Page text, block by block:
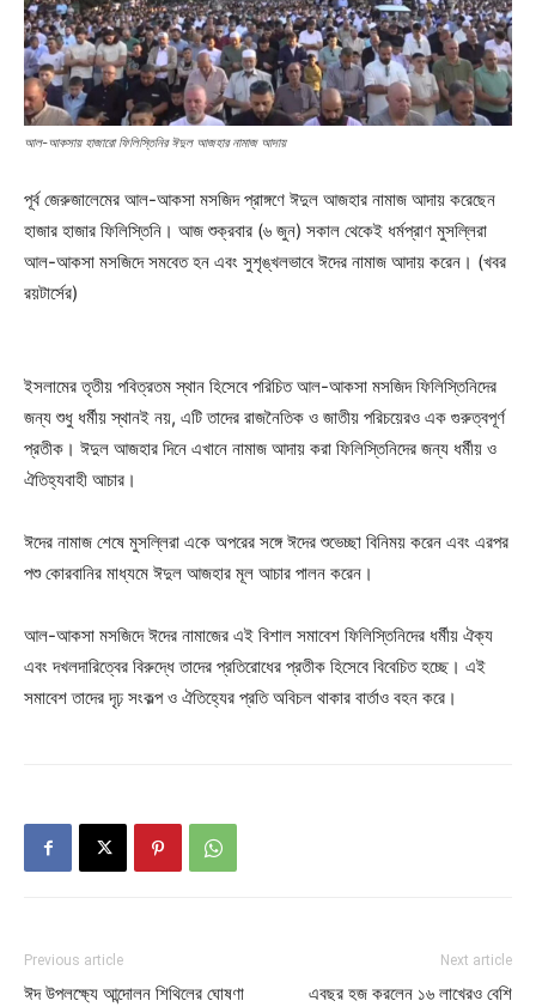
আল-আকসায় হাজারো ফিলিস্তিনির ঈদুল আজহার নামাজ আদায়
পূর্ব জেরুজালেমের আল-আকসা মসজিদ প্রাঙ্গণে ঈদুল আজহার নামাজ আদায় করেছেন
হাজার হাজার ফিলিস্তিনি। আজ শুক্রবার (৬ জুন) সকাল থেকেই ধর্মপ্রাণ মুসল্লিরা
আল-আকসা মসজিদে সমবেত হন এবং সুশৃঙ্খলভাবে ঈদের নামাজ আদায় করেন। (খবর
রয়টার্সের)
ইসলামের তৃতীয় পবিত্রতম স্থান হিসেবে পরিচিত আল-আকসা মসজিদ ফিলিস্তিনিদের
জন্য শুধু ধর্মীয় স্থানই নয়, এটি তাদের রাজনৈতিক ও জাতীয় পরিচয়েরও এক গুরুত্বপূর্ণ
প্রতীক। ঈদুল আজহার দিনে এখানে নামাজ আদায় করা ফিলিস্তিনিদের জন্য ধর্মীয় ও
ঐতিহ্যবাহী আচার।
ঈদের নামাজ শেষে মুসল্লিরা একে অপরের সঙ্গে ঈদের শুভেচ্ছা বিনিময় করেন এবং এরপর
পশু কোরবানির মাধ্যমে ঈদুল আজহার মূল আচার পালন করেন।
আল-আকসা মসজিদে ঈদের নামাজের এই বিশাল সমাবেশ ফিলিস্তিনিদের ধর্মীয় ঐক্য
এবং দখলদারিত্বের বিরুদ্ধে তাদের প্রতিরোধের প্রতীক হিসেবে বিবেচিত হচ্ছে। এই
সমাবেশ তাদের দৃঢ় সংকল্প ও ঐতিহ্যের প্রতি অবিচল থাকার বার্তাও বহন করে।
Previous article
ঈদ উপলক্ষ্যে আন্দোলন শিথিলের ঘোষণা
Next article
এবছর হজ করলেন ১৬ লাখেরও বেশি